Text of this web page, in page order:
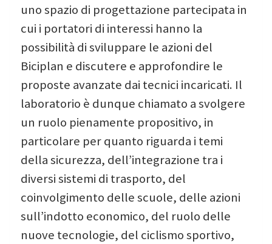
uno spazio di progettazione partecipata in
cui i portatori di interessi hanno la
possibilità di sviluppare le azioni del
Biciplan e discutere e approfondire le
proposte avanzate dai tecnici incaricati. Il
laboratorio è dunque chiamato a svolgere
un ruolo pienamente propositivo, in
particolare per quanto riguarda i temi
della sicurezza, dell’integrazione tra i
diversi sistemi di trasporto, del
coinvolgimento delle scuole, delle azioni
sull’indotto economico, del ruolo delle
nuove tecnologie, del ciclismo sportivo,